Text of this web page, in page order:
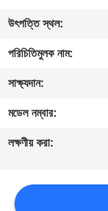
যোগাযোগ
করুন
উদ্ধৃতির
আবেদন
উৎপত্তি স্থল:
পরিচিতিমুলক নাম:
সাক্ষ্যদান:
মডেল নম্বার:
লক্ষণীয় করা: